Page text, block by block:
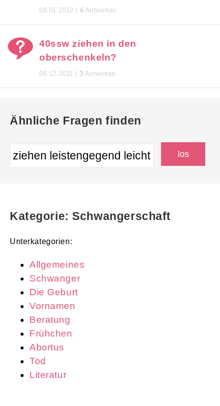
08.01.2012 | 6 Antworten
40ssw ziehen in den
oberschenkeln?
06.12.2011 | 3 Antworten
Ähnliche Fragen finden
Kategorie: Schwangerschaft
Unterkategorien:
Allgemeines
Schwanger
Die Geburt
Vornamen
Beratung
Frühchen
Abortus
Tod
Literatur